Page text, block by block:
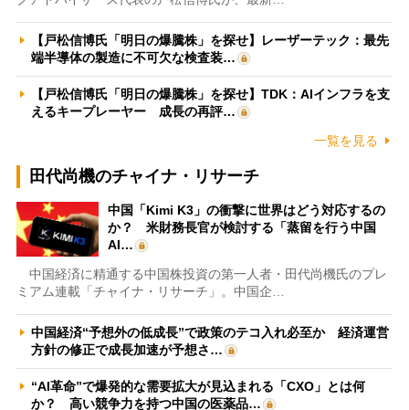
【戸松信博氏「明日の爆騰株」を探せ】レーザーテック：最先
端半導体の製造に不可欠な検査装…
【戸松信博氏「明日の爆騰株」を探せ】TDK：AIインフラを支
えるキープレーヤー 成長の再評…
一覧を見る
田代尚機のチャイナ・リサーチ
中国「Kimi K3」の衝撃に世界はどう対応するの
か？ 米財務長官が検討する「蒸留を行う中国
AI…
中国経済に精通する中国株投資の第一人者・田代尚機氏のプレ
ミアム連載「チャイナ・リサーチ」。中国企…
中国経済“予想外の低成長”で政策のテコ入れ必至か 経済運営
方針の修正で成長加速が予想さ…
“AI革命”で爆発的な需要拡大が見込まれる「CXO」とは何
か？ 高い競争力を持つ中国の医薬品…